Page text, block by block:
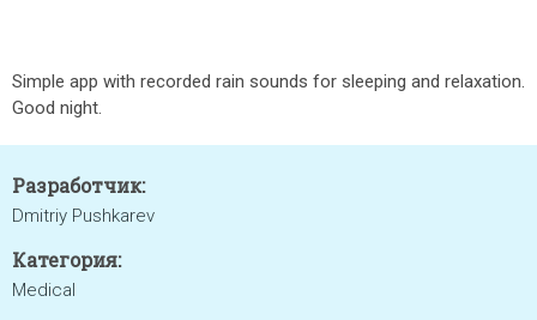
Simple app with recorded rain sounds for sleeping and relaxation.
Good night.
Разработчик:
Dmitriy Pushkarev
Категория:
Medical